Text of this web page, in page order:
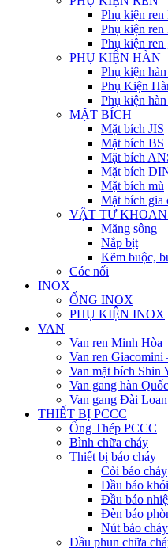
Phụ kiện ren
Phụ kiện ren
Phụ kiện ren
PHỤ KIỆN HÀN
Phụ kiện
Phụ Kiện
Phụ kiện
MẶT BÍCH
Mặt bích JIS
Mặt bích BS
Mặt bích
Mặt bích
Mặt bích mù
Mặt bích gia
VẬT TƯ
Măng sông
Nắp bịt
Kẽm buộc,
Cóc nối
INOX
ỐNG INOX
PHỤ KIỆN INOX
VAN
Van ren Minh Hòa
Van ren Giacomini
Van mặt bích Shin
Van gang hàn Quốc
Van gang Đài Loan
THIẾT BỊ PCCC
Ống Thép PCCC
Bình chữa cháy
Thiết bị báo cháy
Còi báo cháy
Đầu báo khói
Đầu báo
Đèn báo
Nút báo cháy
Đầu phun chữa